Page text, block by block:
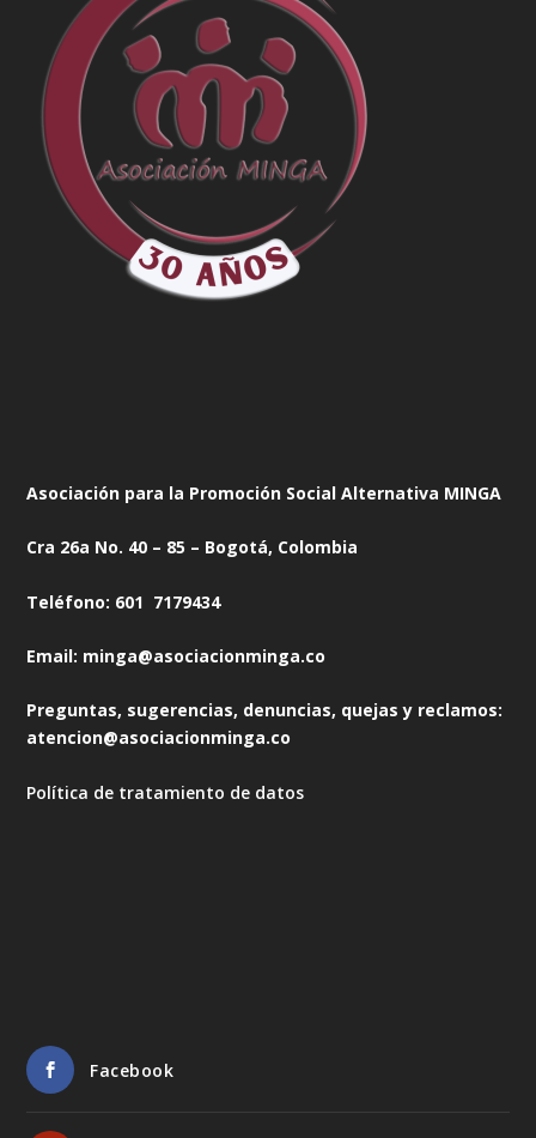
Asociación para la Promoción Social Alternativa MINGA
Cra 26a No. 40 – 85 – Bogotá, Colombia
Teléfono: 601 7179434
Email: minga@asociacionminga.co
Preguntas, sugerencias, denuncias, quejas y reclamos:
atencion@asociacionminga.co
Política de tratamiento de datos
Facebook